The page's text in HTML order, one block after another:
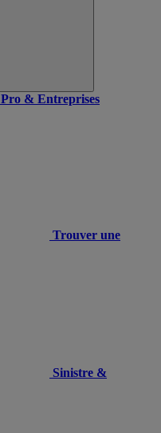
Pro & Entreprises
Trouver une
Sinistre &